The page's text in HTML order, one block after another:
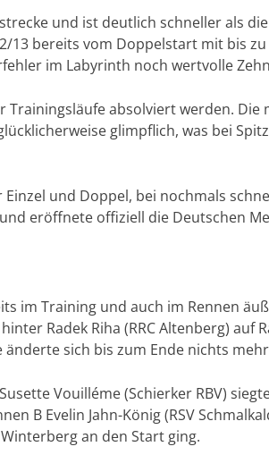
und ist deutlich schneller als
13 bereits vom Doppelstart mit bis
im Labyrinth noch wertvolle
absolviert werden.
glimpflich, was bei
und Doppel, bei nochmals
eröffnete offiziell die Deutschen
im Training und auch im Rennen
Radek Riha (RRC Altenberg)
änderte sich bis zum Ende nichts
Vouilléme (Schierker RBV)
B Evelin Jahn-König (RSV
an den Start ging.